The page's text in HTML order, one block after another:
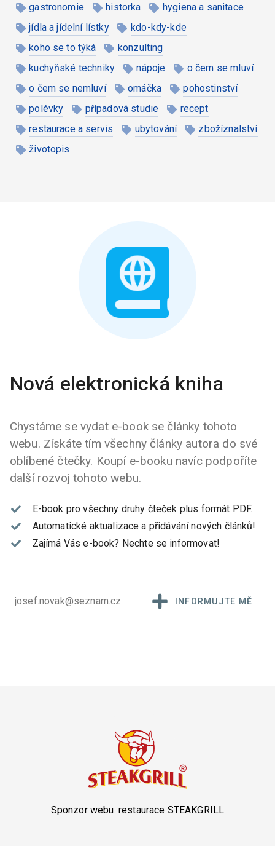
gastronomie
historka
hygiena a sanitace
jídla a jídelní lístky
kdo-kdy-kde
koho se to týká
konzulting
kuchyňské techniky
nápoje
o čem se mluví
o čem se nemluví
omáčka
pohostinství
polévky
případová studie
recept
restaurace a servis
ubytování
zbožíznalství
životopis
Nová elektronická kniha
Chystáme se vydat e-book se články tohoto
webu. Získáte tím všechny články autora do své
oblíbené čtečky. Koupí e-booku navíc podpoříte
další rozvoj tohoto webu.
E-book pro všechny druhy čteček plus formát PDF.
Automatické aktualizace a přidávání nových článků!
Zajímá Vás e-book? Nechte se informovat!
INFORMUJTE MĚ
Sponzor webu: restaurace STEAKGRILL